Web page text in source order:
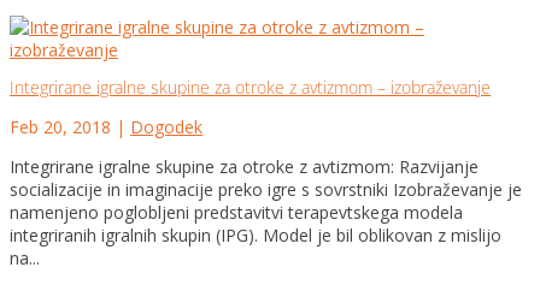
Integrirane igralne skupine za otroke z avtizmom – izobraževanje
Feb 20, 2018 | Dogodek
Integrirane igralne skupine za otroke z avtizmom: Razvijanje
socializacije in imaginacije preko igre s sovrstniki Izobraževanje je
namenjeno poglobljeni predstavitvi terapevtskega modela
integriranih igralnih skupin (IPG). Model je bil oblikovan z mislijo
na...